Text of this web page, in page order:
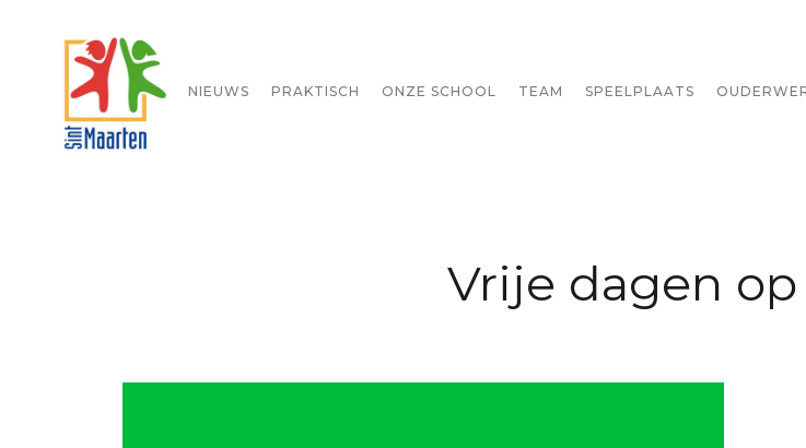
STARTPAGINA NIEUWS PRAKTISCH ONZE SCHOOL TEAM SPEELPLAATS
Vrije dagen op